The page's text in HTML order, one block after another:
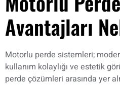
Avantajları
Motorlu perde sistemleri;
kullanım kolaylığı ve estetik
perde çözümleri arasında yer